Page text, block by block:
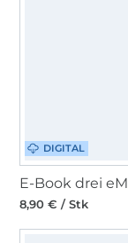
DIGITAL
8,90 € / Stk